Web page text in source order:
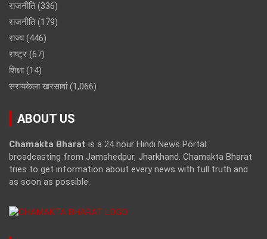
राजनीति(336)
राजनीति(179)
राज्य(446)
राष्ट्र (67)
शिक्षा(14)
सरायकेला खरसावां(1,066)
ABOUT US
Chamakta Bharat is a 24 hour Hindi News Portal
broadcasting from Jamshedpur, Jharkhand. Chamakta Bharat
tries to get information about every news with full truth and
as soon as possible.